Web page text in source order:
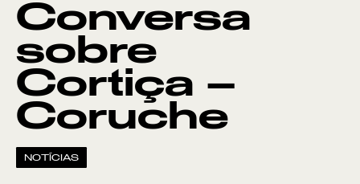
Conversa
sobre
Cortiça –
Coruche
NOTÍCIAS